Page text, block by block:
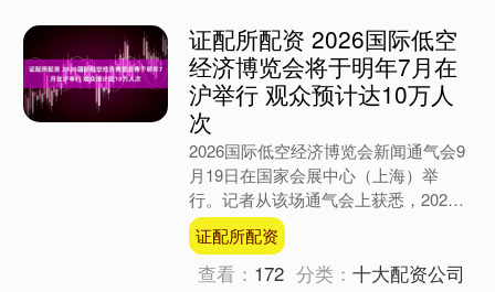
证配所配资 2026国际低空
经济博览会将于明年7月在
沪举行 观众预计达10万人
次
2026国际低空经济博览会新闻通气会9
月19日在国家会展中心（上海）举
行。记者从该场通气会上获悉，2026
国际低空经济博览会将于2026年7月22
日至25日在国....
证配所配资
查看： 172 分类：十大配资公司